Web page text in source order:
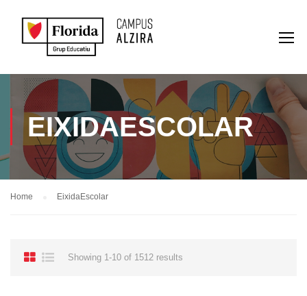
EIXIDAESCOLAR
Home EixidaEscolar
Showing 1-10 of 1512 results